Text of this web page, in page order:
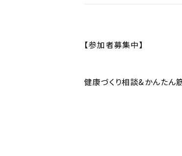
【参加者募集中】
健康づくり相談&かんたん